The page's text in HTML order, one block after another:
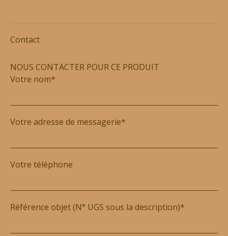
Contact
NOUS CONTACTER POUR CE PRODUIT
Votre nom*
Votre adresse de messagerie*
Votre téléphone
Référence objet (N° UGS sous la description)*